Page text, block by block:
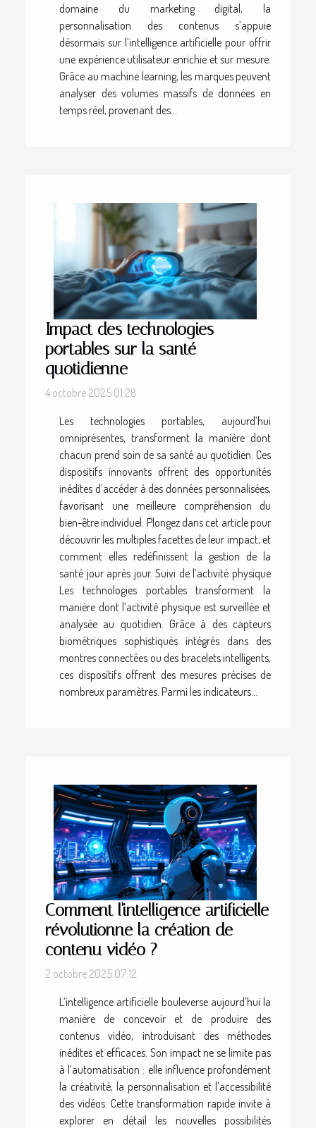
domaine du marketing digital, la
personnalisation des contenus s’appuie
désormais sur l’intelligence artificielle pour offrir
une expérience utilisateur enrichie et sur mesure.
Grâce au machine learning, les marques peuvent
analyser des volumes massifs de données en
temps réel, provenant des...
Impact des technologies
portables sur la santé
quotidienne
4 octobre 2025 01:28
Les technologies portables, aujourd’hui
omniprésentes, transforment la manière dont
chacun prend soin de sa santé au quotidien. Ces
dispositifs innovants offrent des opportunités
inédites d’accéder à des données personnalisées,
favorisant une meilleure compréhension du
bien-être individuel. Plongez dans cet article pour
découvrir les multiples facettes de leur impact, et
comment elles redéfinissent la gestion de la
santé jour après jour. Suivi de l’activité physique
Les technologies portables transforment la
manière dont l’activité physique est surveillée et
analysée au quotidien. Grâce à des capteurs
biométriques sophistiqués intégrés dans des
montres connectées ou des bracelets intelligents,
ces dispositifs offrent des mesures précises de
nombreux paramètres. Parmi les indicateurs...
Comment l'intelligence artificielle
révolutionne la création de
contenu vidéo ?
2 octobre 2025 07:12
L’intelligence artificielle bouleverse aujourd’hui la
manière de concevoir et de produire des
contenus vidéo, introduisant des méthodes
inédites et efficaces. Son impact ne se limite pas
à l’automatisation : elle influence profondément
la créativité, la personnalisation et l’accessibilité
des vidéos. Cette transformation rapide invite à
explorer en détail les nouvelles possibilités